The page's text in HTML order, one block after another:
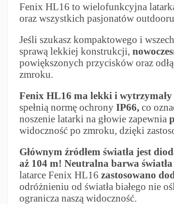
Fenix HL16 to wielofunkcyjna
oraz wszystkich pasjonatów
Jeśli szukasz kompaktowego i
sprawą lekkiej konstrukcji,
powiększonych przycisków oraz
zmroku.
Fenix HL16 ma lekki i
spełnią normę ochrony IP66, co
noszenie latarki na głowie zapewnia
widoczność po zmroku, dzięki
Głównym źródłem światła jest
aż 104 m! Neutralna barwa światła
latarce Fenix HL16 zastosowano
odróżnieniu od światła białego nie
ogranicza naszą widoczność.